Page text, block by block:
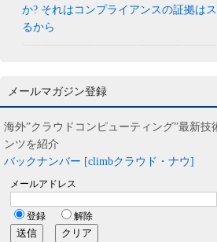
か? それはコンプライアンスの証拠は
るから
メールマガジン登録
海外”クラウドコンピューティング”最新技
ンツを紹介
バックナンバー [climbクラウド・ナウ]